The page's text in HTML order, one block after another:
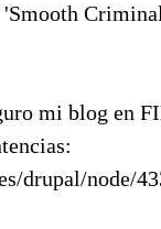
mi blog en
drupal/node/